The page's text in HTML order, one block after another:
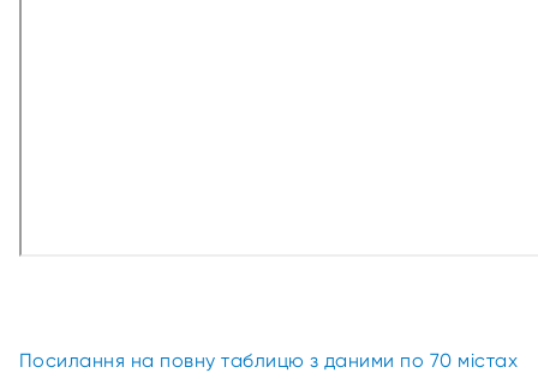
Посилання на повну таблицю з даними по 70 містах